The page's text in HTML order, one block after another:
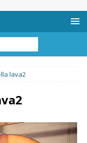
lava2